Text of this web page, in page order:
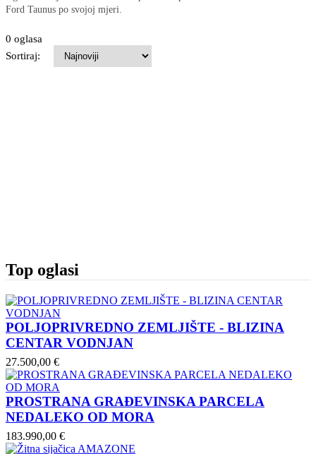
Ford Taunus po svojoj mjeri.
0 oglasa
Sortiraj:
Top oglasi
POLJOPRIVREDNO ZEMLJIŠTE - BLIZINA
CENTAR VODNJAN
27.500,00 €
PROSTRANA GRAĐEVINSKA PARCELA
NEDALEKO OD MORA
183.990,00 €